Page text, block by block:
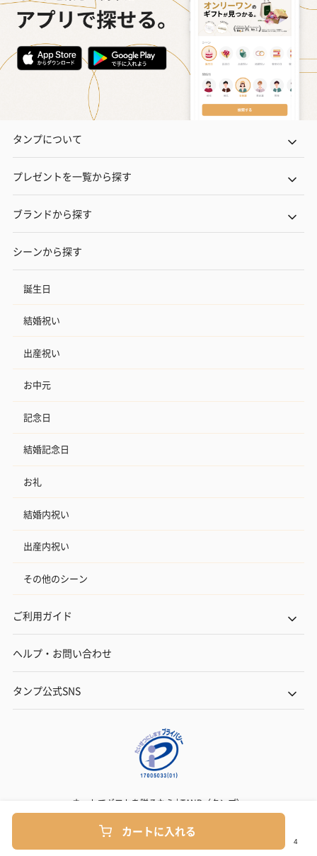
カートに入れる
タンプについて
プレゼントを一覧から探す
ブランドから探す
シーンから探す
誕生日
結婚祝い
出産祝い
お中元
記念日
結婚記念日
お礼
結婚内祝い
出産内祝い
その他のシーン
ご利用ガイド
ヘルプ・お問い合わせ
タンプ公式SNS
ネットでギフトを贈るなら | TANP（タンプ）